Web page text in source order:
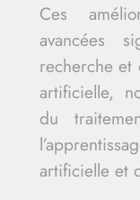
Ces
avancées
recherche et
artificielle,
du
artificielle et